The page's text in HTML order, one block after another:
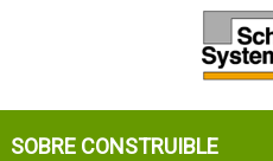
SOBRE CONSTRUIBLE